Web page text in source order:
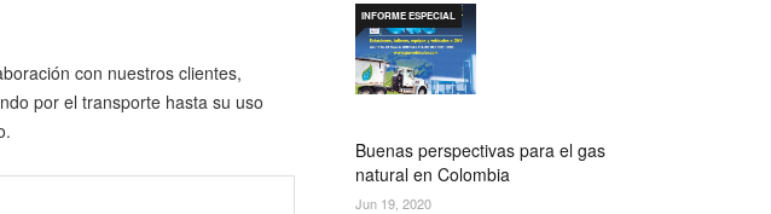
con nuestros clientes,
por el transporte hasta su uso
Buenas perspectivas para el gas
natural en Colombia
INFORME ESPECIAL
Jun 19, 2020